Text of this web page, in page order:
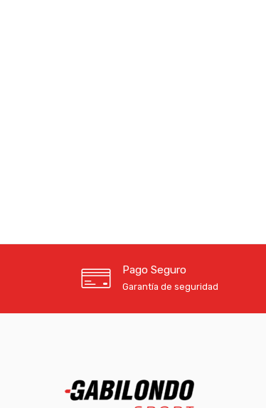
Pago Seguro
Garantía de seguridad